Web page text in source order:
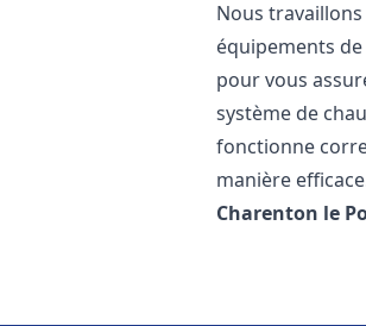
Nous travaillons
équipements
pour vous
système de
fonctionne
manière
Charenton le